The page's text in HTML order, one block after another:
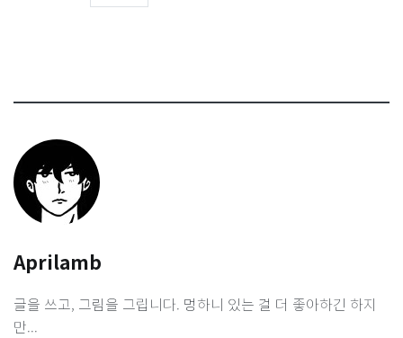
Aprilamb
글을 쓰고, 그림을 그립니다. 멍하니 있는 걸 더 좋아하긴 하지
만...